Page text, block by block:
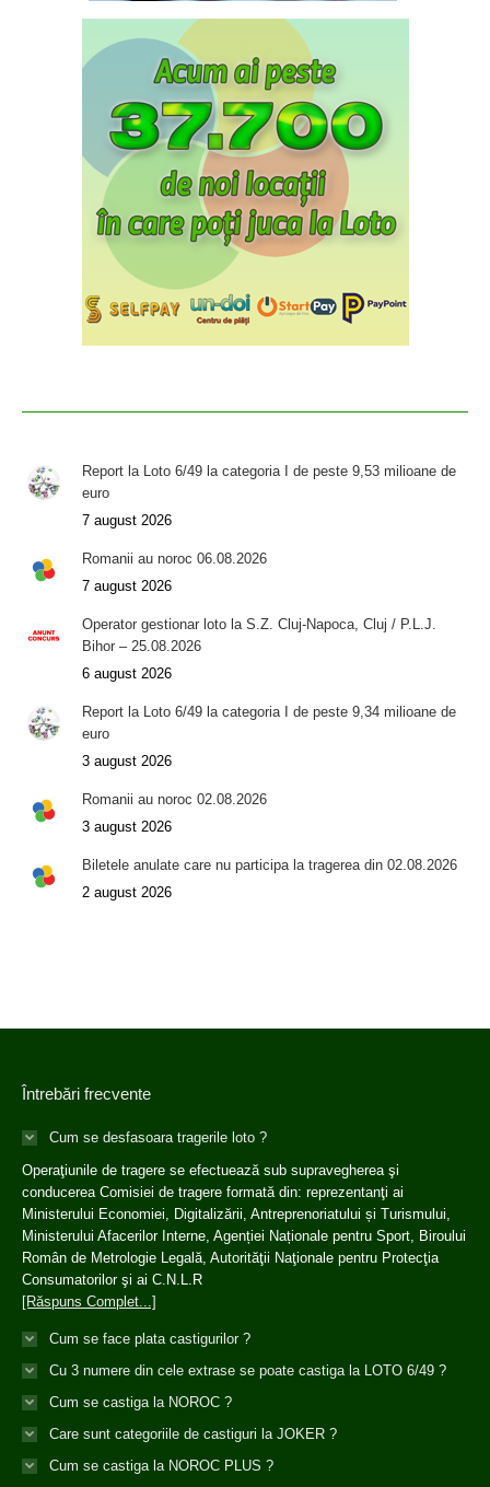
Report la Loto 6/49 la categoria I de peste 9,53 milioane de
euro
7 august 2026
Romanii au noroc 06.08.2026
7 august 2026
Operator gestionar loto la S.Z. Cluj-Napoca, Cluj / P.L.J.
Bihor – 25.08.2026
6 august 2026
Report la Loto 6/49 la categoria I de peste 9,34 milioane de
euro
3 august 2026
Romanii au noroc 02.08.2026
3 august 2026
Biletele anulate care nu participa la tragerea din 02.08.2026
2 august 2026
Întrebări frecvente
Cum se desfasoara tragerile loto ?
Operaţiunile de tragere se efectuează sub supravegherea şi
conducerea Comisiei de tragere formată din: reprezentanţi ai
Ministerului Economiei, Digitalizării, Antreprenoriatului și Turismului,
Ministerului Afacerilor Interne, Agenției Naționale pentru Sport, Biroului
Român de Metrologie Legală, Autorităţii Naţionale pentru Protecţia
Consumatorilor şi ai C.N.L.R
[Răspuns Complet...]
Cum se face plata castigurilor ?
Cu 3 numere din cele extrase se poate castiga la LOTO 6/49 ?
Cum se castiga la NOROC ?
Care sunt categoriile de castiguri la JOKER ?
Cum se castiga la NOROC PLUS ?